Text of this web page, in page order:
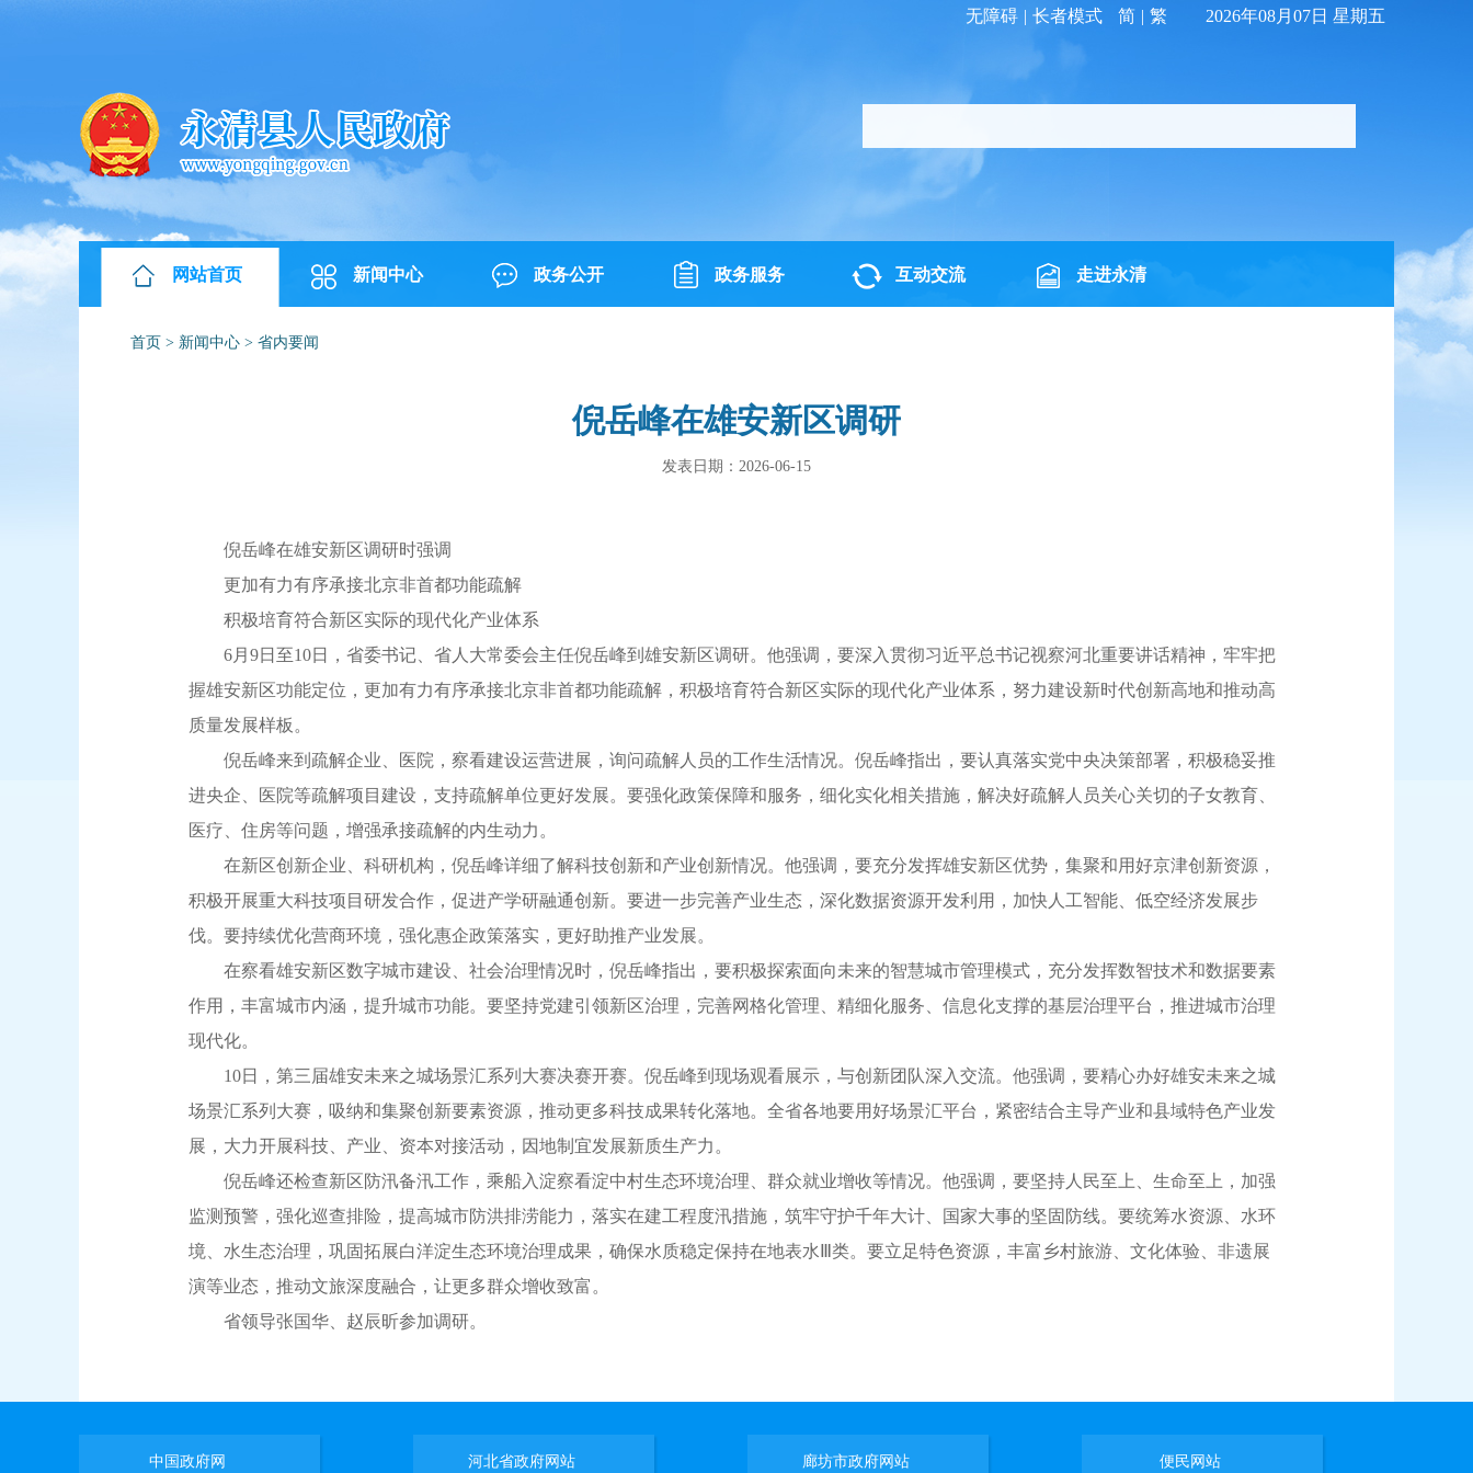
无障碍 | 长者模式 简 | 繁 2026年08月07日 星期五
网站首页 新闻中心 政务公开 政务服务 互动交流 走进永清
首页 > 新闻中心 > 省内要闻
倪岳峰在雄安新区调研
发表日期：2026-06-15
倪岳峰在雄安新区调研时强调
更加有力有序承接北京非首都功能疏解
积极培育符合新区实际的现代化产业体系
6月9日至10日，省委书记、省人大常委会主任倪岳峰到雄安新区调研。他强调，要深入贯彻习近平总书记视察河北重要讲话精神，牢牢把
握雄安新区功能定位，更加有力有序承接北京非首都功能疏解，积极培育符合新区实际的现代化产业体系，努力建设新时代创新高地和推动高
质量发展样板。
倪岳峰来到疏解企业、医院，察看建设运营进展，询问疏解人员的工作生活情况。倪岳峰指出，要认真落实党中央决策部署，积极稳妥推
进央企、医院等疏解项目建设，支持疏解单位更好发展。要强化政策保障和服务，细化实化相关措施，解决好疏解人员关心关切的子女教育、
医疗、住房等问题，增强承接疏解的内生动力。
在新区创新企业、科研机构，倪岳峰详细了解科技创新和产业创新情况。他强调，要充分发挥雄安新区优势，集聚和用好京津创新资源，
积极开展重大科技项目研发合作，促进产学研融通创新。要进一步完善产业生态，深化数据资源开发利用，加快人工智能、低空经济发展步
伐。要持续优化营商环境，强化惠企政策落实，更好助推产业发展。
在察看雄安新区数字城市建设、社会治理情况时，倪岳峰指出，要积极探索面向未来的智慧城市管理模式，充分发挥数智技术和数据要素
作用，丰富城市内涵，提升城市功能。要坚持党建引领新区治理，完善网格化管理、精细化服务、信息化支撑的基层治理平台，推进城市治理
现代化。
10日，第三届雄安未来之城场景汇系列大赛决赛开赛。倪岳峰到现场观看展示，与创新团队深入交流。他强调，要精心办好雄安未来之城
场景汇系列大赛，吸纳和集聚创新要素资源，推动更多科技成果转化落地。全省各地要用好场景汇平台，紧密结合主导产业和县域特色产业发
展，大力开展科技、产业、资本对接活动，因地制宜发展新质生产力。
倪岳峰还检查新区防汛备汛工作，乘船入淀察看淀中村生态环境治理、群众就业增收等情况。他强调，要坚持人民至上、生命至上，加强
监测预警，强化巡查排险，提高城市防洪排涝能力，落实在建工程度汛措施，筑牢守护千年大计、国家大事的坚固防线。要统筹水资源、水环
境、水生态治理，巩固拓展白洋淀生态环境治理成果，确保水质稳定保持在地表水Ⅲ类。要立足特色资源，丰富乡村旅游、文化体验、非遗展
演等业态，推动文旅深度融合，让更多群众增收致富。
省领导张国华、赵辰昕参加调研。
中国政府网 河北省政府网站 廊坊市政府网站 便民网站